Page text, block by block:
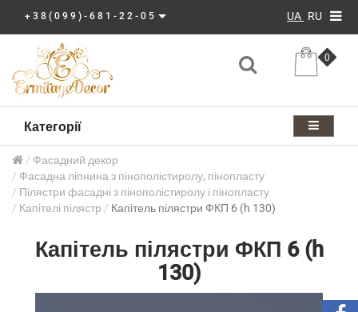
+38(099)-681-22-05 UA RU
0
Категорії
Фасадний декор
Фасадна ліпнина з пінополістиролу, пінопласту
Пілястри фасадні з пінополістиролу і пінопласту
Капітелі пілястр
Капітель пілястри ФКП 6 (h 130)
Капітель пілястри ФКП 6 (h
130)